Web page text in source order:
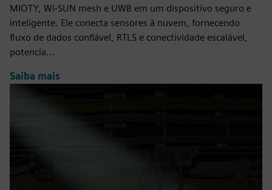
MIOTY, Wi-SUN mesh e UWB em um dispositivo seguro e
inteligente. Ele conecta sensores à nuvem, fornecendo
fluxo de dados confiável, RTLS e conectividade escalável,
potencia...
Saiba mais